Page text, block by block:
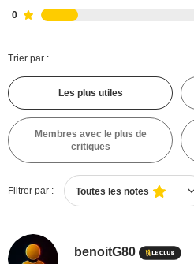
0
Trier par :
Les plus utiles
Membres avec le plus de
critiques
Filtrer par : Toutes les notes
benoitG80